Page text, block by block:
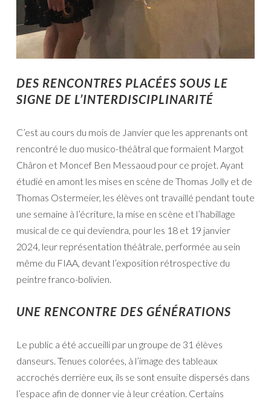
DES RENCONTRES PLACÉES SOUS LE
SIGNE DE L’INTERDISCIPLINARITÉ
C’est au cours du mois de Janvier que les apprenants ont
rencontré le duo musico-théâtral que formaient Margot
Châron et Moncef Ben Messaoud pour ce projet. Ayant
étudié en amont les mises en scène de Thomas Jolly et de
Thomas Ostermeier, les élèves ont travaillé pendant toute
une semaine à l’écriture, la mise en scène et l’habillage
musical de ce qui deviendra, pour les 18 et 19 janvier
2024, leur représentation théâtrale, performée au sein
même du FIAA, devant l’exposition rétrospective du
peintre franco-bolivien.
UNE RENCONTRE DES GÉNÉRATIONS
Le public a été accueilli par un groupe de 31 élèves
danseurs. Tenues colorées, à l’image des tableaux
accrochés derrière eux, ils se sont ensuite dispersés dans
l’espace afin de donner vie à leur création. Certains